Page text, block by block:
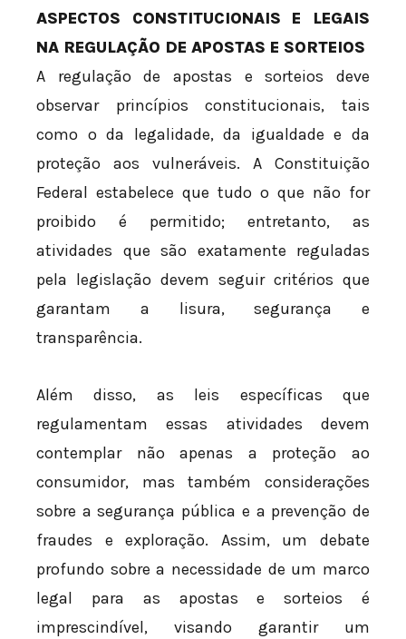
ASPECTOS CONSTITUCIONAIS E LEGAIS
NA REGULAÇÃO DE APOSTAS E SORTEIOS
A regulação de apostas e sorteios deve
observar princípios constitucionais, tais
como o da legalidade, da igualdade e da
proteção aos vulneráveis. A Constituição
Federal estabelece que tudo o que não for
proibido é permitido; entretanto, as
atividades que são exatamente reguladas
pela legislação devem seguir critérios que
garantam a lisura, segurança e
transparência.
Além disso, as leis específicas que
regulamentam essas atividades devem
contemplar não apenas a proteção ao
consumidor, mas também considerações
sobre a segurança pública e a prevenção de
fraudes e exploração. Assim, um debate
profundo sobre a necessidade de um marco
legal para as apostas e sorteios é
imprescindível, visando garantir um